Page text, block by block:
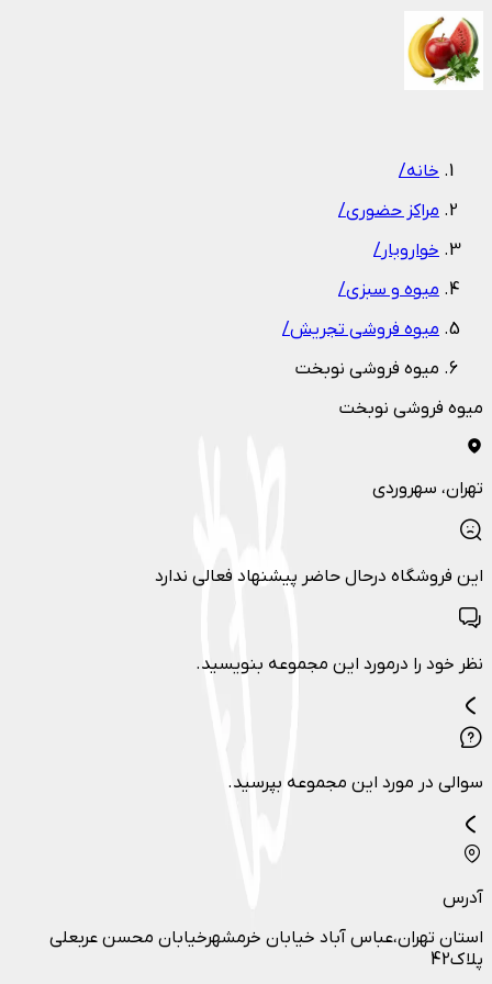
خانه/
مراکز حضوری/
خواروبار/
میوه و سبزی/
میوه فروشی تجریش/
میوه فروشی نوبخت
میوه فروشی نوبخت
تهران، سهروردی
این فروشگاه درحال حاضر پیشنهاد فعالی ندارد
نظر خود را درمورد این مجموعه بنویسید.
سوالی در مورد این مجموعه بپرسید.
آدرس
استان تهران،عباس آباد خیابان خرمشهرخیابان محسن عربعلی
پلاک42